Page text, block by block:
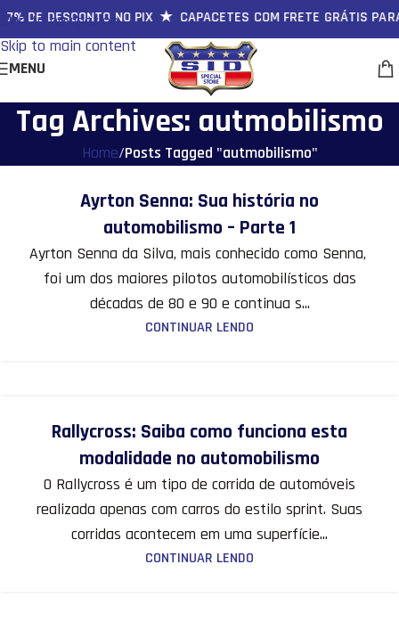
Skip to navigation
Skip to main content
DE DESCONTO NO PIX ★ CAPACETES COM FRETE GRÁTIS
MENU
Tag Archives: autmobilismo
Home/Posts Tagged "autmobilismo"
Ayrton Senna: Sua história no
automobilismo – Parte 1
Ayrton Senna da Silva, mais conhecido como Senna,
foi um dos maiores pilotos automobilísticos das
décadas de 80 e 90 e continua s...
CONTINUAR LENDO
Rallycross: Saiba como funciona esta
modalidade no automobilismo
O Rallycross é um tipo de corrida de automóveis
realizada apenas com carros do estilo sprint. Suas
corridas acontecem em uma superfície...
CONTINUAR LENDO